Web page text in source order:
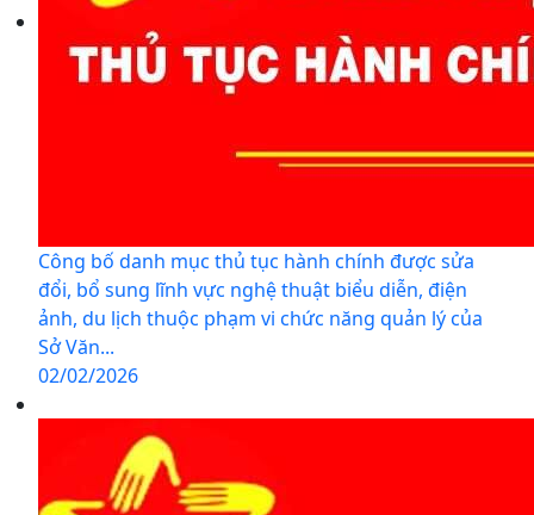
Công bố danh mục thủ tục hành chính được sửa
đổi, bổ sung lĩnh vực nghệ thuật biểu diễn, điện
ảnh, du lịch thuộc phạm vi chức năng quản lý của
Sở Văn...
02/02/2026